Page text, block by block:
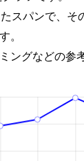
スパンで、そ
。
ングなどの参